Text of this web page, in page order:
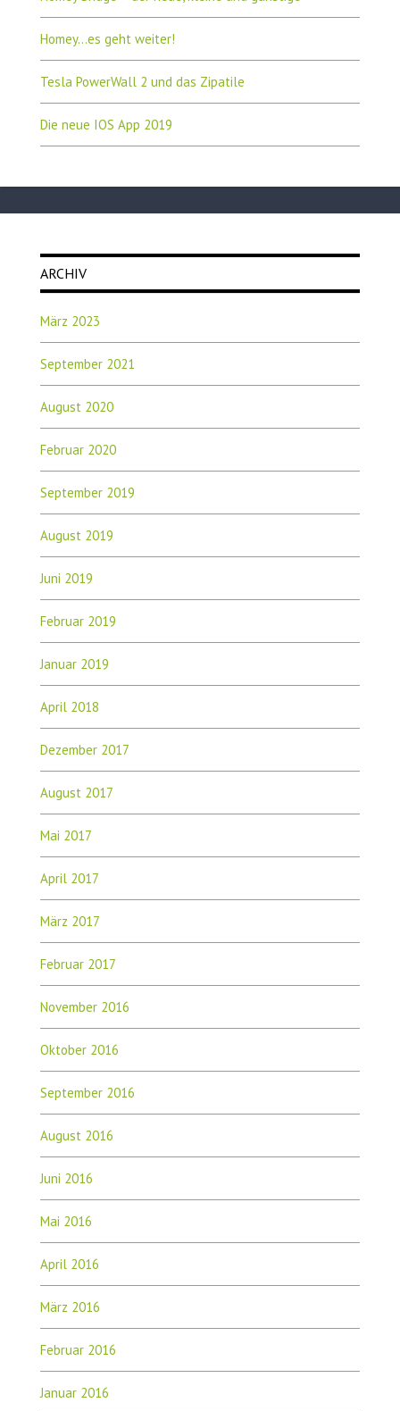
Homey…es geht weiter!
Tesla PowerWall 2 und das Zipatile
Die neue IOS App 2019
ARCHIV
März 2023
September 2021
August 2020
Februar 2020
September 2019
August 2019
Juni 2019
Februar 2019
Januar 2019
April 2018
Dezember 2017
August 2017
Mai 2017
April 2017
März 2017
Februar 2017
November 2016
Oktober 2016
September 2016
August 2016
Juni 2016
Mai 2016
April 2016
März 2016
Februar 2016
Januar 2016